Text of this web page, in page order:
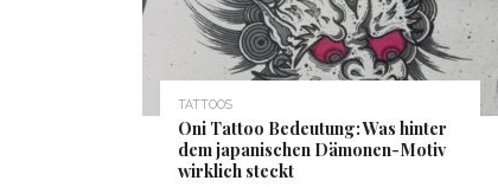
TATTOOS
Oni Tattoo Bedeutung: Was hinter
dem japanischen Dämonen-Motiv
wirklich steckt